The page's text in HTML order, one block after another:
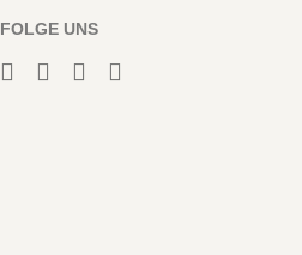
FOLGE UNS